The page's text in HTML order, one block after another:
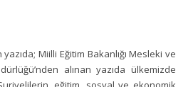
yazıda; Miilli Eğitim Bakanlığı Mesleki ve
alınan yazıda ülkemizde